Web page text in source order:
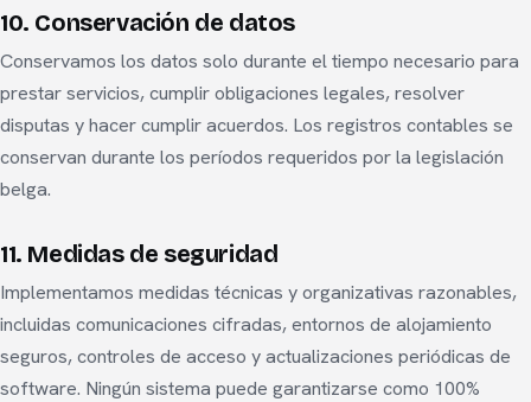
10. Conservación de datos
Conservamos los datos solo durante el tiempo necesario para
prestar servicios, cumplir obligaciones legales, resolver
disputas y hacer cumplir acuerdos. Los registros contables se
conservan durante los períodos requeridos por la legislación
belga.
11. Medidas de seguridad
Implementamos medidas técnicas y organizativas razonables,
incluidas comunicaciones cifradas, entornos de alojamiento
seguros, controles de acceso y actualizaciones periódicas de
software. Ningún sistema puede garantizarse como 100%